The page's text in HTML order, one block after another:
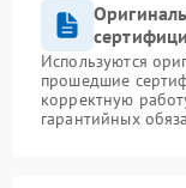
Используются
прошедшие
корректную
гарантийных